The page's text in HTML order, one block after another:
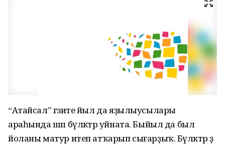
“Атайсал” гәзите йыл да яҙылыусылары
араһында шәп бүләктәр уйната. Быйыл да был
йоланы матур итеп атҡарып сығарҙыҡ. Бүләктәр ҙә